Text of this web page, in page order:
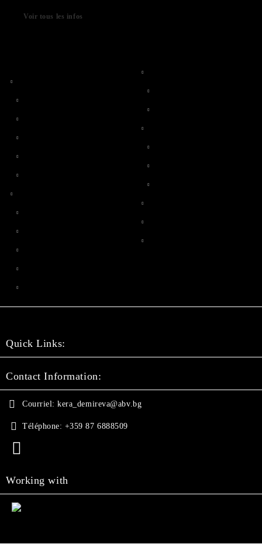
Voir tous les infos
Quick Links:
Contact Information:
Courriel: kera_demireva@abv.bg
Téléphone: +359 87 6888509
Working with